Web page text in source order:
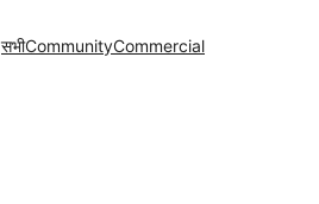
सभीCommunityCommercial